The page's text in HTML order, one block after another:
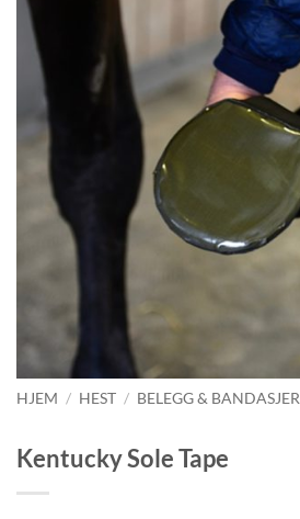
HJEM / HEST / BELEGG & BANDASJER
Kentucky Sole Tape